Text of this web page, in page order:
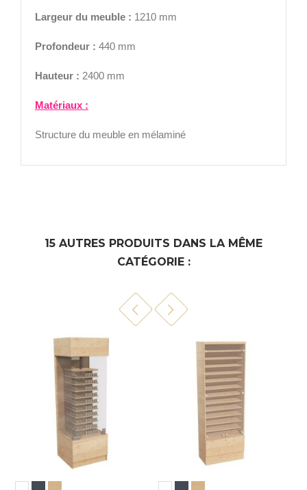
Largeur du meuble : 1210 mm
Profondeur : 440 mm
Hauteur : 2400 mm
Matériaux :
Structure du meuble en mélaminé
15 AUTRES PRODUITS DANS LA MÊME
CATÉGORIE :